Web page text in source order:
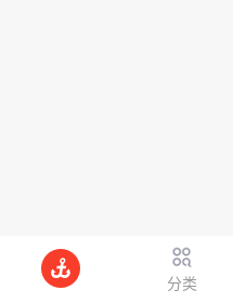
分类